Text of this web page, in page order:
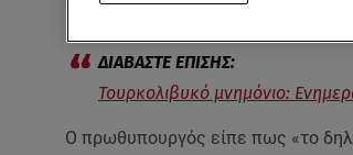
“κόκκινες γραμμές”», είπε ο κ.
Τουρκολιβυκό μνημόνιο:
Ο πρωθυπουργός είπε πως «το